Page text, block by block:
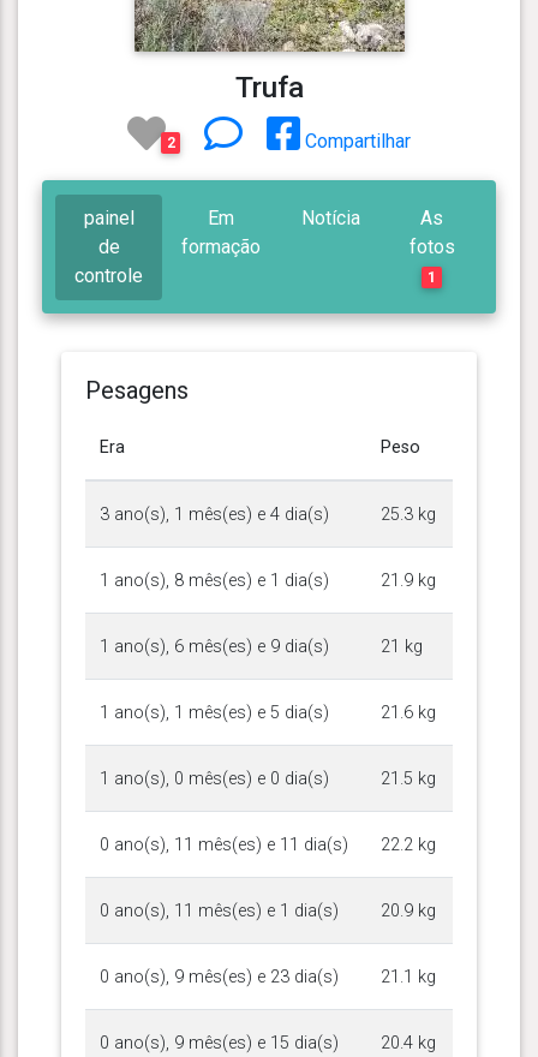
Trufa
2 Compartilhar
painel
de
controle
Em
formação
Notícia
As
fotos
1
Pesagens
Era Peso
3 ano(s), 1 mês(es) e 4 dia(s) 25.3 kg
1 ano(s), 8 mês(es) e 1 dia(s) 21.9 kg
1 ano(s), 6 mês(es) e 9 dia(s) 21 kg
1 ano(s), 1 mês(es) e 5 dia(s) 21.6 kg
1 ano(s), 0 mês(es) e 0 dia(s) 21.5 kg
0 ano(s), 11 mês(es) e 11 dia(s) 22.2 kg
0 ano(s), 11 mês(es) e 1 dia(s) 20.9 kg
0 ano(s), 9 mês(es) e 23 dia(s) 21.1 kg
0 ano(s), 9 mês(es) e 15 dia(s) 20.4 kg